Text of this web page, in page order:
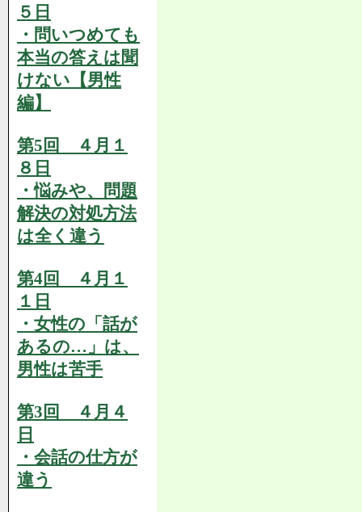
５日
・問いつめても
本当の答えは聞
けない【男性
編】
第5回 ４月１
８日
・悩みや、問題
解決の対処方法
は全く違う
第4回 ４月１
１日
・女性の「話が
あるの…」は、
男性は苦手
第3回 ４月４
日
・会話の仕方が
違う